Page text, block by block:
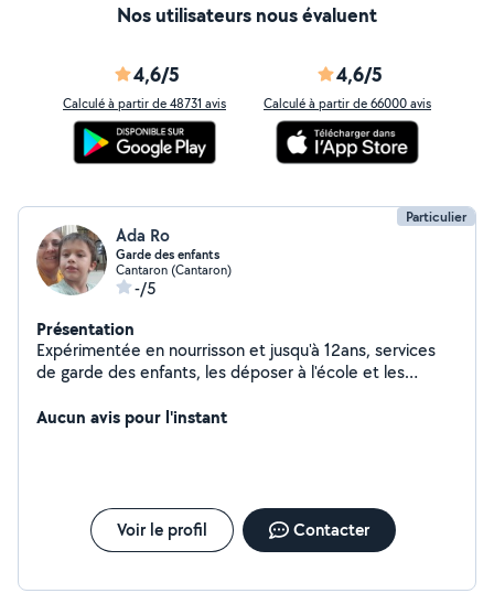
Nos utilisateurs nous évaluent
4,6/5
Calculé à partir de 48731 avis
4,6/5
Calculé à partir de 66000 avis
Particulier
Ada Ro
Garde des enfants
Cantaron (Cantaron)
-/5
Présentation
Expérimentée en nourrisson et jusqu'à 12ans, services
de garde des enfants, les déposer à l'école et les
accompagne également a personnes en situation
permis B ainsi que voiture
Aucun avis pour l'instant
Voir le profil Contacter